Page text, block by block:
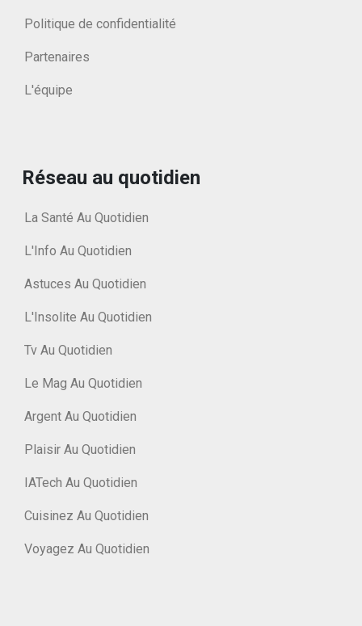
Politique de confidentialité
Partenaires
L'équipe
Réseau au quotidien
La Santé Au Quotidien
L'Info Au Quotidien
Astuces Au Quotidien
L'Insolite Au Quotidien
Tv Au Quotidien
Le Mag Au Quotidien
Argent Au Quotidien
Plaisir Au Quotidien
IATech Au Quotidien
Cuisinez Au Quotidien
Voyagez Au Quotidien